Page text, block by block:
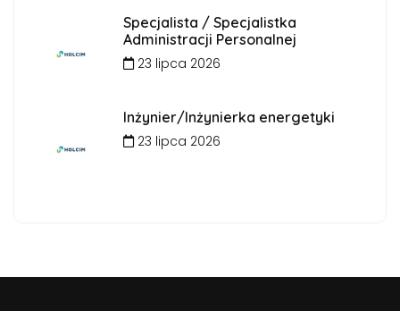
Specjalista / Specjalistka
Administracji Personalnej
23 lipca 2026
Inżynier/Inżynierka energetyki
23 lipca 2026